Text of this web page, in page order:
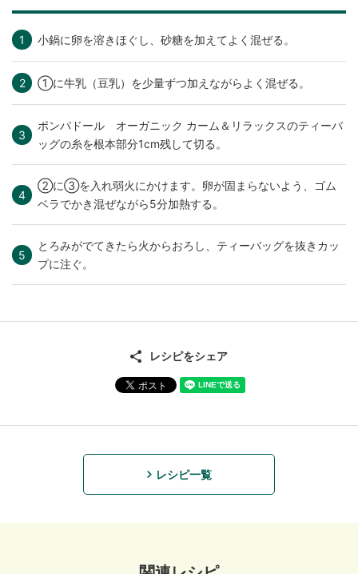
小鍋に卵を溶きほぐし、砂糖を加えてよく混ぜる。
①に牛乳（豆乳）を少量ずつ加えながらよく混ぜる。
ポンパドール オーガニック カーム＆リラックスのティーバ
ッグの糸を根本部分1cm残して切る。
②に③を入れ弱火にかけます。卵が固まらないよう、ゴム
ベラでかき混ぜながら5分加熱する。
とろみがでてきたら火からおろし、ティーバッグを抜きカッ
プに注ぐ。
レシピをシェア
レシピ一覧